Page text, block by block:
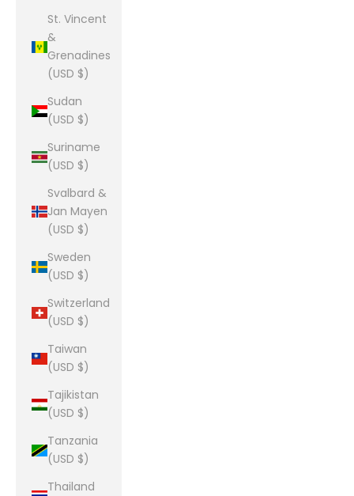
St. Vincent
&
Grenadines
(USD $)
Sudan
(USD $)
Suriname
(USD $)
Svalbard &
Jan Mayen
(USD $)
Sweden
(USD $)
Switzerland
(USD $)
Taiwan
(USD $)
Tajikistan
(USD $)
Tanzania
(USD $)
Thailand